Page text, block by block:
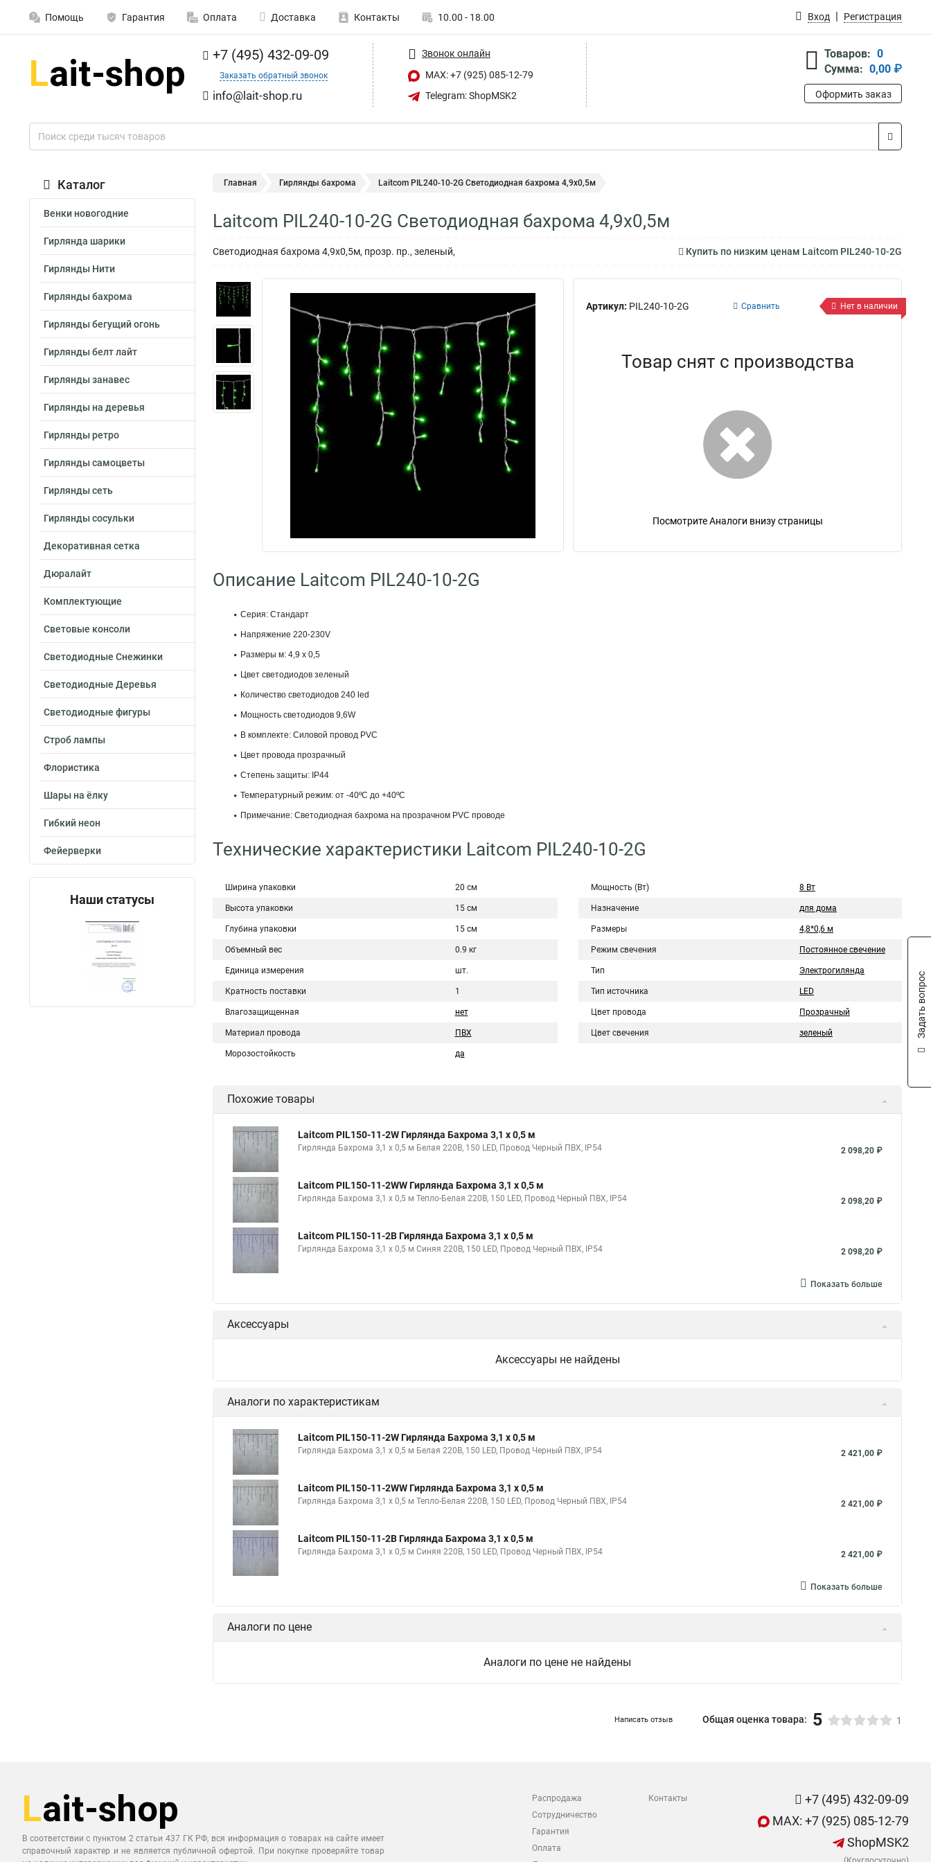
Помощь Гарантия Оплата Доставка Контакты 10.00 - 18.00 Вход Регистрация
+7 (495) 432-09-09
Заказать обратный звонок
info@lait-shop.ru
Звонок онлайн
MAX: +7 (925) 085-12-79
Telegram: ShopMSK2
Товаров: 0
Сумма: 0,00 ₽
Оформить заказ
Каталог
Венки новогодние
Гирлянда шарики
Гирлянды Нити
Гирлянды бахрома
Гирлянды бегущий огонь
Гирлянды белт лайт
Гирлянды занавес
Гирлянды на деревья
Гирлянды ретро
Гирлянды самоцветы
Гирлянды сеть
Гирлянды сосульки
Декоративная сетка
Дюралайт
Комплектующие
Световые консоли
Светодиодные Снежинки
Светодиодные Деревья
Светодиодные фигуры
Строб лампы
Флористика
Шары на ёлку
Гибкий неон
Фейерверки
Наши статусы
Главная Гирлянды бахрома Laitcom PIL240-10-2G Светодиодная бахрома 4,9x0,5м
Laitcom PIL240-10-2G Светодиодная бахрома 4,9x0,5м
Светодиодная бахрома 4,9x0,5м, прозр. пр., зеленый, Купить по низким ценам Laitcom PIL240-10-2G
Артикул: PIL240-10-2G Сравнить Нет в наличии
Товар снят с производства
Посмотрите Аналоги внизу страницы
Описание Laitcom PIL240-10-2G
Серия: Стандарт
Напряжение 220-230V
Размеры м: 4,9 x 0,5
Цвет светодиодов зеленый
Количество светодиодов 240 led
Мощность светодиодов 9,6W
В комплекте: Силовой провод PVC
Цвет провода прозрачный
Степень защиты: IP44
Температурный режим: от -40ºC до +40ºC
Примечание: Светодиодная бахрома на прозрачном PVC проводе
Технические характеристики Laitcom PIL240-10-2G
Ширина упаковки 20 см
Высота упаковки 15 см
Глубина упаковки 15 см
Объемный вес 0.9 кг
Единица измерения шт.
Кратность поставки 1
Влагозащищенная нет
Материал провода ПВХ
Морозостойкость да
Мощность (Вт) 8 Вт
Назначение для дома
Размеры 4,8*0,6 м
Режим свечения Постоянное свечение
Тип Электрогилянда
Тип источника LED
Цвет провода Прозрачный
Цвет свечения зеленый
Похожие товары
Laitcom PIL150-11-2W Гирлянда Бахрома 3,1 x 0,5 м
Гирлянда Бахрома 3,1 x 0,5 м Белая 220В, 150 LED, Провод Черный ПВХ, IP54 2 098,20 ₽
Laitcom PIL150-11-2WW Гирлянда Бахрома 3,1 x 0,5 м
Гирлянда Бахрома 3,1 x 0,5 м Тепло-Белая 220В, 150 LED, Провод Черный ПВХ, IP54 2 098,20 ₽
Laitcom PIL150-11-2B Гирлянда Бахрома 3,1 x 0,5 м
Гирлянда Бахрома 3,1 x 0,5 м Синяя 220В, 150 LED, Провод Черный ПВХ, IP54 2 098,20 ₽
Показать больше
Аксессуары
Аксессуары не найдены
Аналоги по характеристикам
Laitcom PIL150-11-2W Гирлянда Бахрома 3,1 x 0,5 м
Гирлянда Бахрома 3,1 x 0,5 м Белая 220В, 150 LED, Провод Черный ПВХ, IP54 2 421,00 ₽
Laitcom PIL150-11-2WW Гирлянда Бахрома 3,1 x 0,5 м
Гирлянда Бахрома 3,1 x 0,5 м Тепло-Белая 220В, 150 LED, Провод Черный ПВХ, IP54 2 421,00 ₽
Laitcom PIL150-11-2B Гирлянда Бахрома 3,1 x 0,5 м
Гирлянда Бахрома 3,1 x 0,5 м Синяя 220В, 150 LED, Провод Черный ПВХ, IP54 2 421,00 ₽
Показать больше
Аналоги по цене
Аналоги по цене не найдены
Написать отзыв Общая оценка товара: 5 1
В соответствии с пунктом 2 статьи 437 ГК РФ, вся информация о товарах на сайте имеет
справочный характер и не является публичной офертой. При покупке проверяйте товар
Распродажа
Сотрудничество
Гарантия
Оплата
Контакты
+7 (495) 432-09-09
MAX: +7 (925) 085-12-79
ShopMSK2
Задать вопрос